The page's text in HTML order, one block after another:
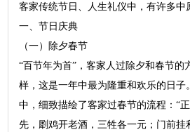
客家传统节日、人生礼仪中，有许多中
一、节日庆典
（一）除夕春节
“百节年为首”，客家人过除夕和春节的
样，这是一年中最为隆重和欢乐的日子
中，细致描绘了客家过春节的流程：“
先，㓾鸡开老酒，三牲各一元；门前挂